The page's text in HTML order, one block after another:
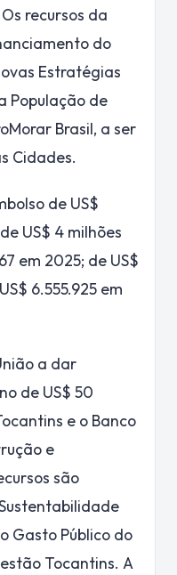
recursos da
do
Estratégias
População de
Brasil, a ser
Cidades.
de US$
US$ 4 milhões
em 2025; de US$
6.555.925 em
a dar
de US$ 50
e o Banco
e
são
Gasto Público do
Tocantins. A